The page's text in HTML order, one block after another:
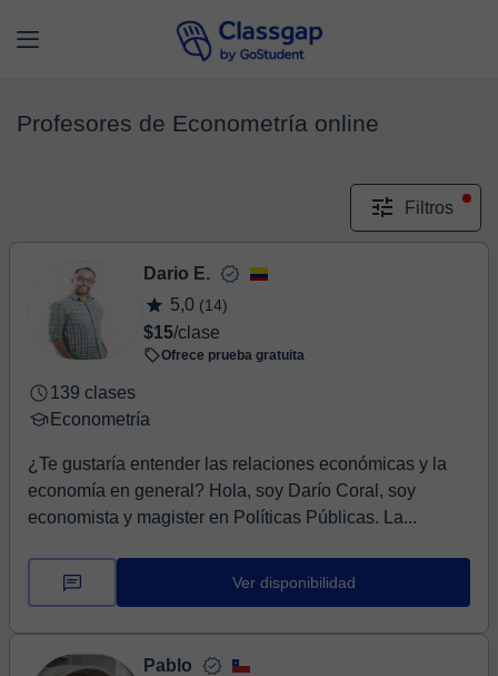
Profesores de Econometría online
Filtros
Dario E.
5,0 (14)
$15/clase
Ofrece prueba gratuita
139 clases
Econometría
¿Te gustaría entender las relaciones económicas y la
economía en general? Hola, soy Darío Coral, soy
economista y magister en Políticas Públicas. La...
Ver disponibilidad
Pablo